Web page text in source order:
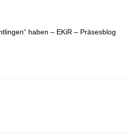
haben – EKiR – Präsesblog